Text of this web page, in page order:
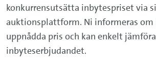
konkurrensutsätta inbytespriset via
auktionsplattform. Ni informeras om
uppnådda pris och kan enkelt
inbyteserbjudandet.